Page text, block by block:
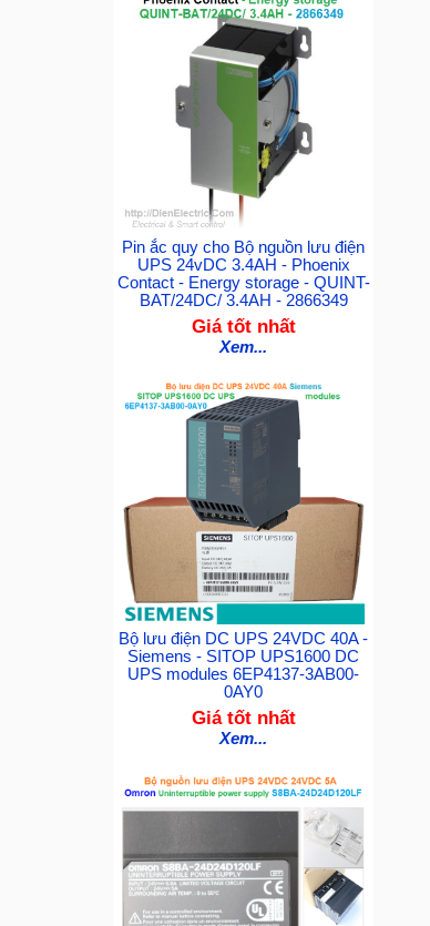
Pin ắc quy cho Bộ nguồn lưu điện
UPS 24vDC 3.4AH - Phoenix
Contact - Energy storage - QUINT-
BAT/24DC/ 3.4AH - 2866349
Giá tốt nhất
Xem...
Bộ lưu điện DC UPS 24VDC 40A -
Siemens - SITOP UPS1600 DC
UPS modules 6EP4137-3AB00-
0AY0
Giá tốt nhất
Xem...